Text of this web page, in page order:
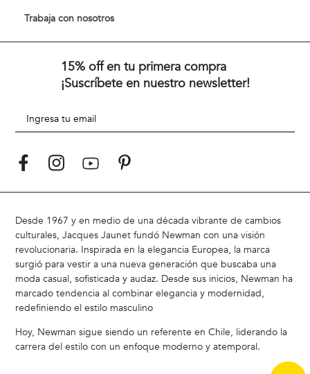
Trabaja con nosotros
15% off en tu primera compra
¡Suscríbete en nuestro newsletter!
Desde 1967 y en medio de una década vibrante de cambios
culturales, Jacques Jaunet fundó Newman con una visión
revolucionaria. Inspirada en la elegancia Europea, la marca
surgió para vestir a una nueva generación que buscaba una
moda casual, sofisticada y audaz. Desde sus inicios, Newman ha
marcado tendencia al combinar elegancia y modernidad,
redefiniendo el estilo masculino
Hoy, Newman sigue siendo un referente en Chile, liderando la
carrera del estilo con un enfoque moderno y atemporal.